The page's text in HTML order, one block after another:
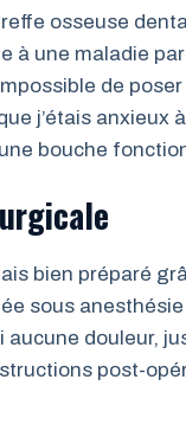
osseuse
à une maladie
de
j’étais anxieux
bouche
bien préparé
sous
aucune douleur,
post-